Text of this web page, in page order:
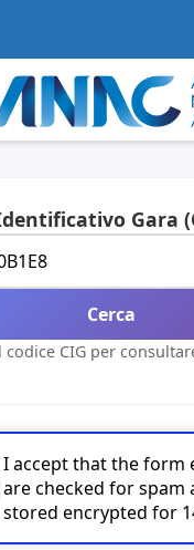
Gara
Cerca
CIG per
I accept that the form
are checked for spam
stored encrypted for